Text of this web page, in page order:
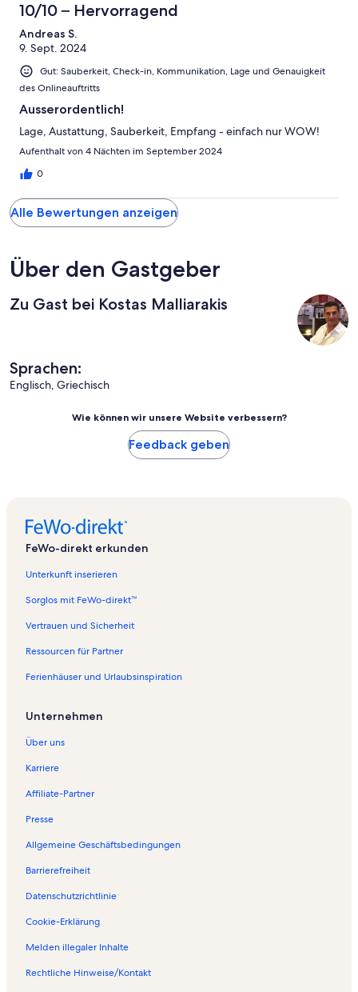
10/10 – Hervorragend
Andreas S.
9. Sept. 2024
Gut: Sauberkeit, Check-in, Kommunikation, Lage und Genauigkeit
des Onlineauftritts
Ausserordentlich!
Lage, Austattung, Sauberkeit, Empfang - einfach nur WOW!
Aufenthalt von 4 Nächten im September 2024
0
Alle Bewertungen anzeigen
Über den Gastgeber
Zu Gast bei Kostas Malliarakis
Sprachen:
Englisch, Griechisch
Wie können wir unsere Website verbessern?
Feedback geben
FeWo-direkt erkunden
Unterkunft inserieren
Sorglos mit FeWo-direkt™
Vertrauen und Sicherheit
Ressourcen für Partner
Ferienhäuser und Urlaubsinspiration
Unternehmen
Über uns
Karriere
Affiliate-Partner
Presse
Allgemeine Geschäftsbedingungen
Barrierefreiheit
Datenschutzrichtlinie
Cookie-Erklärung
Melden illegaler Inhalte
Rechtliche Hinweise/Kontakt